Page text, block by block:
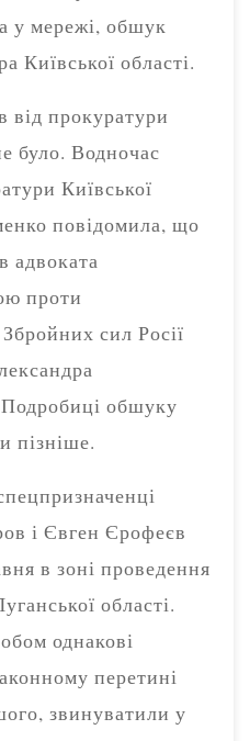
у мережі, обшук
Київської області.
від прокуратури
було. Водночас
Київської
повідомила, що
адвоката
проти
сил Росії
обшуку
пізніше.
і Євген Єрофеєв
в зоні проведення
області.
однакові
перетині
звинуватили у